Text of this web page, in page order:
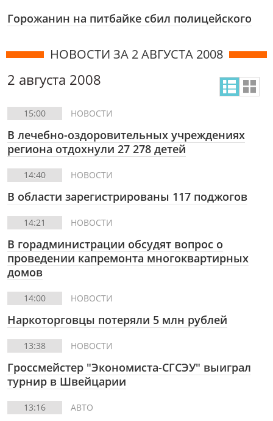
Горожанин на питбайке сбил полицейского
НОВОСТИ ЗА 2 АВГУСТА 2008
2 августа 2008
15:00 НОВОСТИ
В лечебно-оздоровительных учреждениях
региона отдохнули 27 278 детей
14:40 НОВОСТИ
В области зарегистрированы 117 поджогов
14:21 НОВОСТИ
В горадминистрации обсудят вопрос о
проведении капремонта многоквартирных
домов
14:00 НОВОСТИ
Наркоторговцы потеряли 5 млн рублей
13:38 НОВОСТИ
Гроссмейстер "Экономиста-СГСЭУ" выиграл
турнир в Швейцарии
13:16 АВТО